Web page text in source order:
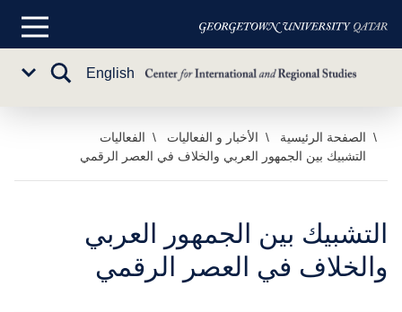
تخطي
المحتوى
القائمة
English
تبديل
الصفحة الرئيسية الأخبار و الفعاليات
الفعاليات
التشبيك بين الجمهور العربي والخلاف في العصر الرقمي
التشبيك بين الجمهور العربي
والخلاف في العصر الرقمي